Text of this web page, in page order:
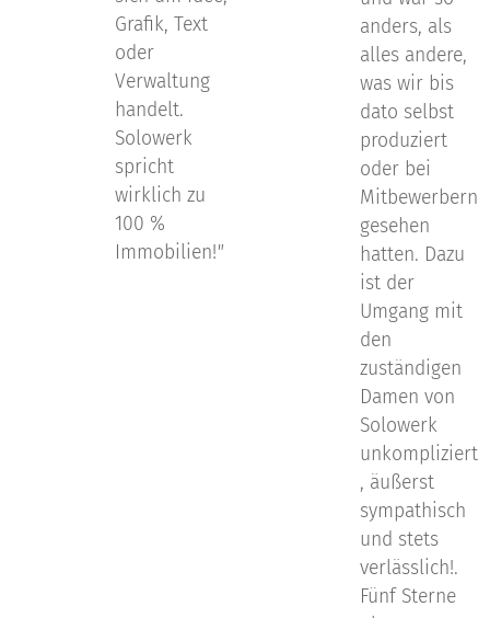
Grafik, Text
oder
Verwaltung
handelt.
Solowerk
spricht
wirklich zu
100 %
Immobilien!"
anders, als
alles andere,
was wir bis
dato selbst
produziert
oder bei
Mitbewerbern
gesehen
hatten. Dazu
ist der
Umgang mit
den
zuständigen
Damen von
Solowerk
unkompliziert
, äußerst
sympathisch
und stets
verlässlich!.
Fünf Sterne